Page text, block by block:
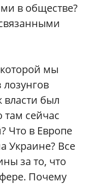
в обществе?
мы
был
там сейчас
Что в Европе
Украине? Все
за то, что
Почему